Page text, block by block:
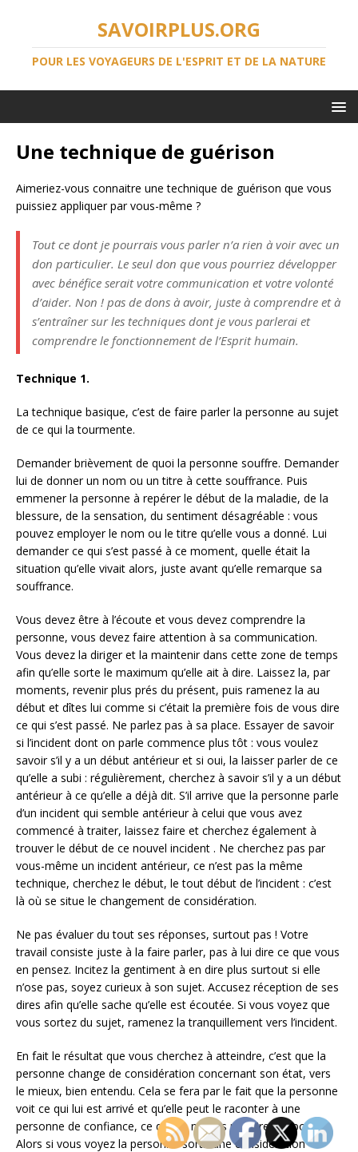
SAVOIRPLUS.ORG
POUR LES VOYAGEURS DE L'ESPRIT ET DE LA NATURE
Une technique de guérison
Aimeriez-vous connaitre une technique de guérison que vous
puissiez appliquer par vous-même ?
Tout ce dont je pourrais vous parler n’a rien à voir avec un
don particulier. Le seul don que vous pourriez développer
avec bénéfice serait votre communication et votre volonté
d’aider. Non ! pas de dons à avoir, juste à comprendre et à
s’entraîner sur les techniques dont je vous parlerai et
comprendre le fonctionnement de l’Esprit humain.
Technique 1.
La technique basique, c’est de faire parler la personne au sujet
de ce qui la tourmente.
Demander brièvement de quoi la personne souffre. Demander
lui de donner un nom ou un titre à cette souffrance. Puis
emmener la personne à repérer le début de la maladie, de la
blessure, de la sensation, du sentiment désagréable : vous
pouvez employer le nom ou le titre qu’elle vous a donné. Lui
demander ce qui s’est passé à ce moment, quelle était la
situation qu’elle vivait alors, juste avant qu’elle remarque sa
souffrance.
Vous devez être à l’écoute et vous devez comprendre la
personne, vous devez faire attention à sa communication.
Vous devez la diriger et la maintenir dans cette zone de temps
afin qu’elle sorte le maximum qu’elle ait à dire. Laissez la, par
moments, revenir plus prés du présent, puis ramenez la au
début et dîtes lui comme si c’était la première fois de vous dire
ce qui s’est passé. Ne parlez pas à sa place. Essayer de savoir
si l’incident dont on parle commence plus tôt : vous voulez
savoir s’il y a un début antérieur et si oui, la laisser parler de ce
qu’elle a subi : régulièrement, cherchez à savoir s’il y a un début
antérieur à ce qu’elle a déjà dit. S’il arrive que la personne parle
d’un incident qui semble antérieur à celui que vous avez
commencé à traiter, laissez faire et cherchez également à
trouver le début de ce nouvel incident . Ne cherchez pas par
vous-même un incident antérieur, ce n’est pas la même
technique, cherchez le début, le tout début de l’incident : c’est
là où se situe le changement de considération.
Ne pas évaluer du tout ses réponses, surtout pas ! Votre
travail consiste juste à la faire parler, pas à lui dire ce que vous
en pensez. Incitez la gentiment à en dire plus surtout si elle
n’ose pas, soyez curieux à son sujet. Accusez réception de ses
dires afin qu’elle sache qu’elle est écoutée. Si vous voyez que
vous sortez du sujet, ramenez la tranquillement vers l’incident.
En fait le résultat que vous cherchez à atteindre, c’est que la
personne change de considération concernant son état, vers
le mieux, bien entendu. Cela se fera par le fait que la personne
voit ce qui lui est arrivé et qu’elle peut le raconter à une
personne de confiance, ce qu’elle n’a pas pu faire à l’époque.
Alors si vous voyez la personne sortir une considération